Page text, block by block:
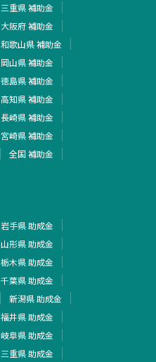
三重県 補助金
大阪府 補助金
和歌山県 補助金
岡山県 補助金
徳島県 補助金
高知県 補助金
長崎県 補助金
宮崎県 補助金
全国 補助金
岩手県 助成金
山形県 助成金
栃木県 助成金
千葉県 助成金
新潟県 助成金
福井県 助成金
岐阜県 助成金
三重県 助成金